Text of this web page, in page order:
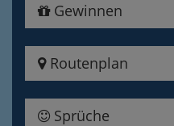
Gewinnen
Routenplan
Sprüche